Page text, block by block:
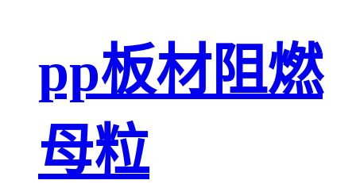
pp板材阻燃
母粒